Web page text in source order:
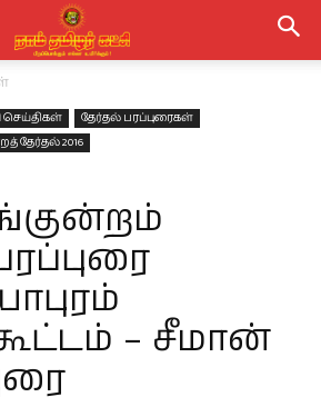
செய்திகள்
தேர்தல் பரப்புரைகள்
தேர்தல் 2016
– சீமான்